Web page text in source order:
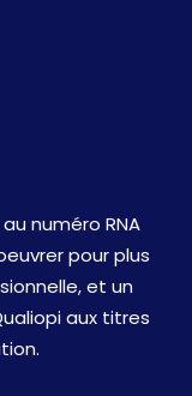
numéro RNA
pour plus
et un
aux titres